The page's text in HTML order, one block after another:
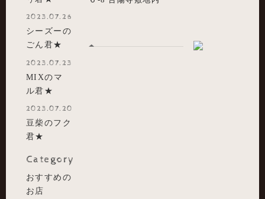
2023.07.26
シーズーの
ごん君★
2023.07.23
MIXのマ
ル君★
2023.07.20
豆柴のフク
君★
Category
おすすめの
お店